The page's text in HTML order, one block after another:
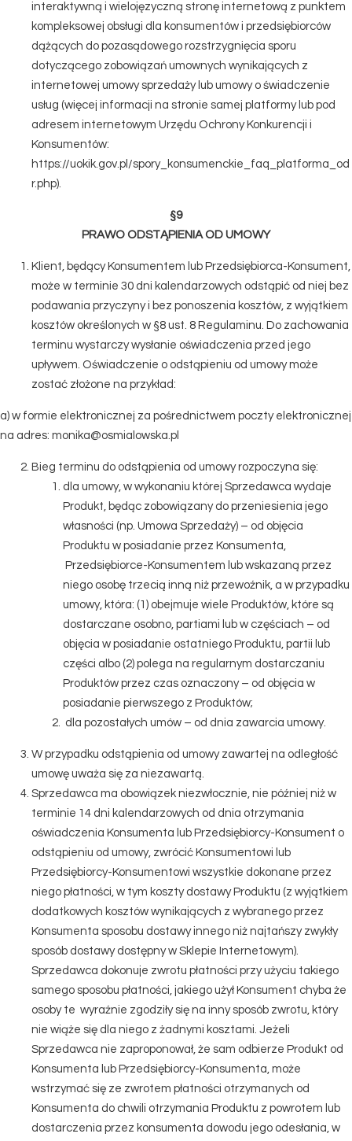
interaktywną i wielojęzyczną stronę internetową z punktem
kompleksowej obsługi dla konsumentów i przedsiębiorców
dążących do pozasądowego rozstrzygnięcia sporu
dotyczącego zobowiązań umownych wynikających z
internetowej umowy sprzedaży lub umowy o świadczenie
usług (więcej informacji na stronie samej platformy lub pod
adresem internetowym Urzędu Ochrony Konkurencji i
Konsumentów:
https://uokik.gov.pl/spory_konsumenckie_faq_platforma_od
r.php).
§9
PRAWO ODSTĄPIENIA OD UMOWY
Klient, będący Konsumentem lub Przedsiębiorca-Konsument,
może w terminie 30 dni kalendarzowych odstąpić od niej bez
podawania przyczyny i bez ponoszenia kosztów, z wyjątkiem
kosztów określonych w §8 ust. 8 Regulaminu. Do zachowania
terminu wystarczy wysłanie oświadczenia przed jego
upływem. Oświadczenie o odstąpieniu od umowy może
zostać złożone na przykład:
a) w formie elektronicznej za pośrednictwem poczty elektronicznej
na adres: monika@osmialowska.pl
Bieg terminu do odstąpienia od umowy rozpoczyna się:
dla umowy, w wykonaniu której Sprzedawca wydaje
Produkt, będąc zobowiązany do przeniesienia jego
własności (np. Umowa Sprzedaży) – od objęcia
Produktu w posiadanie przez Konsumenta,
Przedsiębiorce-Konsumentem lub wskazaną przez
niego osobę trzecią inną niż przewoźnik, a w przypadku
umowy, która: (1) obejmuje wiele Produktów, które są
dostarczane osobno, partiami lub w częściach – od
objęcia w posiadanie ostatniego Produktu, partii lub
części albo (2) polega na regularnym dostarczaniu
Produktów przez czas oznaczony – od objęcia w
posiadanie pierwszego z Produktów;
dla pozostałych umów – od dnia zawarcia umowy.
W przypadku odstąpienia od umowy zawartej na odległość
umowę uważa się za niezawartą.
Sprzedawca ma obowiązek niezwłocznie, nie później niż w
terminie 14 dni kalendarzowych od dnia otrzymania
oświadczenia Konsumenta lub Przedsiębiorcy-Konsument o
odstąpieniu od umowy, zwrócić Konsumentowi lub
Przedsiębiorcy-Konsumentowi wszystkie dokonane przez
niego płatności, w tym koszty dostawy Produktu (z wyjątkiem
dodatkowych kosztów wynikających z wybranego przez
Konsumenta sposobu dostawy innego niż najtańszy zwykły
sposób dostawy dostępny w Sklepie Internetowym).
Sprzedawca dokonuje zwrotu płatności przy użyciu takiego
samego sposobu płatności, jakiego użył Konsument chyba że
osoby te wyraźnie zgodziły się na inny sposób zwrotu, który
nie wiąże się dla niego z żadnymi kosztami. Jeżeli
Sprzedawca nie zaproponował, że sam odbierze Produkt od
Konsumenta lub Przedsiębiorcy-Konsumenta, może
wstrzymać się ze zwrotem płatności otrzymanych od
Konsumenta do chwili otrzymania Produktu z powrotem lub
dostarczenia przez konsumenta dowodu jego odesłania, w